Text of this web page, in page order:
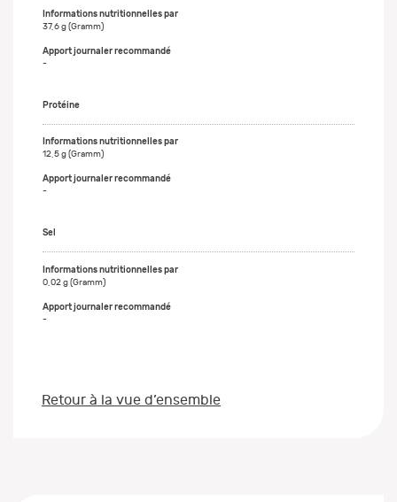
37,6 g (Gramm)
-
Protéine
12,5 g (Gramm)
-
Sel
0,02 g (Gramm)
-
Retour à la vue d’ensemble